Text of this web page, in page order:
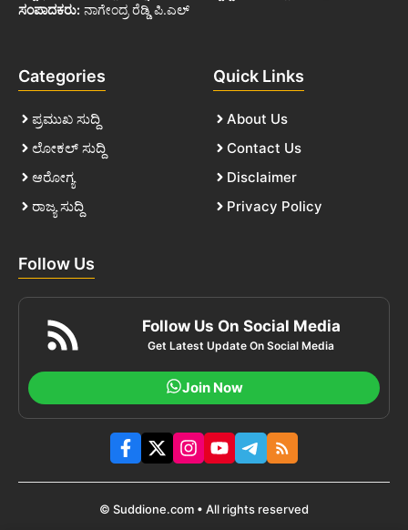
ಸಂಪಾದಕರು: ನಾಗೇಂದ್ರ ರೆಡ್ಡಿ ಪಿ.ಎಲ್
Categories
ಪ್ರಮುಖ ಸುದ್ದಿ
ಲೋಕಲ್ ಸುದ್ದಿ
ಆರೋಗ್ಯ
ರಾಜ್ಯ ಸುದ್ದಿ
Quick Links
About Us
Contact Us
Disclaimer
Privacy Policy
Follow Us
Follow Us On Social Media
Get Latest Update On Social Media
Join Now
© Suddione.com • All rights reserved